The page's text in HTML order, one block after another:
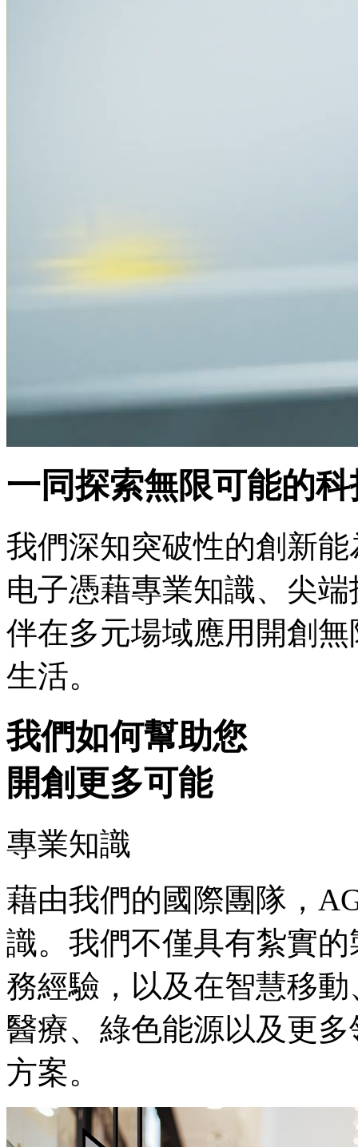
一同探索無限可能的
我們深知突破性的創新
电子憑藉專業知識、尖
伴在多元場域應用開創
生活。
我們如何幫助您
開創更多可能
專業知識
藉由我們的國際團隊，
識。我們不僅具有紮實
務經驗，以及在智慧移
醫療、綠色能源以及更
方案。